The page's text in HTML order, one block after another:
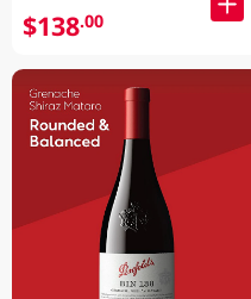
$138.00